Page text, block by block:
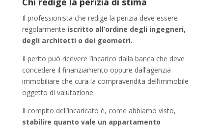
Il professionista che redige la perizia deve essere
regolarmente iscritto all’ordine degli ingegneri,
degli architetti o dei geometri.
Il perito può ricevere l’incarico dalla banca che deve
concedere il finanziamento oppure dall’agenzia
immobiliare che cura la compravendita dell’immobile
oggetto di valutazione.
Il compito dell’incaricato è, come abbiamo visto,
stabilire quanto vale un appartamento